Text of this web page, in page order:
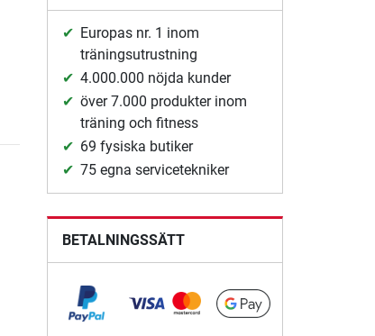
Europas nr. 1 inom
träningsutrustning
4.000.000 nöjda kunder
över 7.000 produkter inom
träning och fitness
69 fysiska butiker
75 egna servicetekniker
BETALNINGSSÄTT